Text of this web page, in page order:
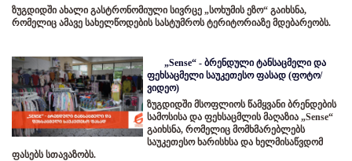
ზუგდიდში ახალი გასტრონომიული სივრცე „სოხუმის ეზო“ გაიხსნა,
რომელიც ამავე სახელწოდების სასტუმროს ტერიტორიაზე მდებარეობს.
„Sense“ - ბრენდული ტანსაცმელი და
ფეხსაცმელი საუკეთესო ფასად (ფოტო/
ვიდეო)
ზუგდიდში მსოფლიოს წამყვანი ბრენდების
სამოსისა და ფეხსაცმლის მაღაზია „Sense“
გაიხსნა, რომელიც მომხმარებლებს
საუკეთესო ხარისხსა და ხელმისაწვდომ
ფასებს სთავაზობს.